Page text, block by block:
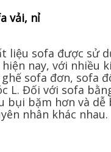
vải, nỉ
liệu sofa được sử
nay, với nhiều
sofa đơn, sofa
L. Đối với sofa
bụi bặm hơn và dễ
nhân khác nhau.